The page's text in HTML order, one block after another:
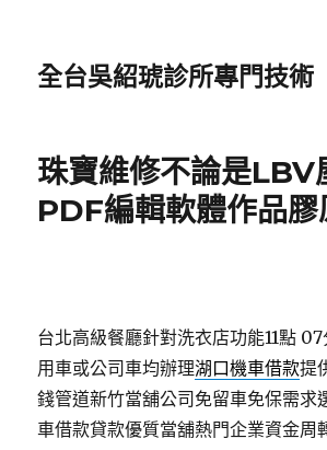
全台吳紹琥診所專門技術
珠寶維修不論是LBV
PDF編輯軟體作品
台北高級餐廳針對洗衣店功能11點 07
用車或公司車均辦理湖口機車借款提
錢管道新竹當舖公司免留車免保需求
車借款貸款優質當舖熱門企業資金周